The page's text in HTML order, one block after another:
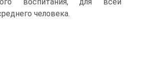
человека.